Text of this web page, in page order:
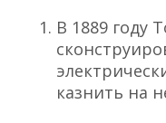
В 1889 году
казнить на